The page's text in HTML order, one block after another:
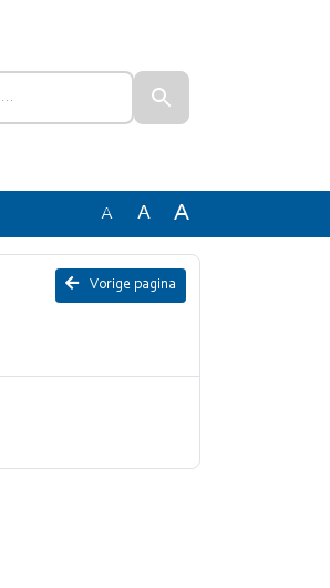
A A A
Vorige pagina